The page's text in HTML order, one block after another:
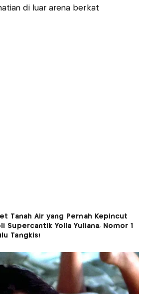
di luar arena berkat
Tanah Air yang Pernah Kepincut
Supercantik Yolla Yuliana, Nomor 1
Tangkis!